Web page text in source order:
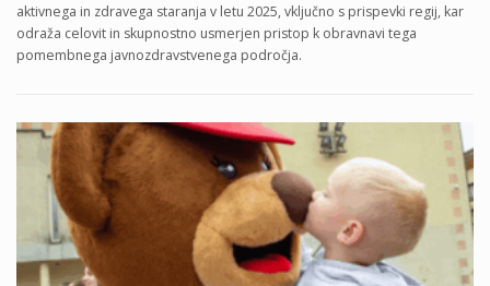
aktivnega in zdravega staranja v letu 2025, vključno s prispevki regij, kar
odraža celovit in skupnostno usmerjen pristop k obravnavi tega
pomembnega javnozdravstvenega področja.